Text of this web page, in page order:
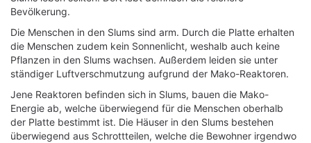
Bevölkerung.
Die Menschen in den Slums sind arm. Durch die Platte erhalten
die Menschen zudem kein Sonnenlicht, weshalb auch keine
Pflanzen in den Slums wachsen. Außerdem leiden sie unter
ständiger Luftverschmutzung aufgrund der Mako-Reaktoren.
Jene Reaktoren befinden sich in Slums, bauen die Mako-
Energie ab, welche überwiegend für die Menschen oberhalb
der Platte bestimmt ist. Die Häuser in den Slums bestehen
überwiegend aus Schrottteilen, welche die Bewohner irgendwo